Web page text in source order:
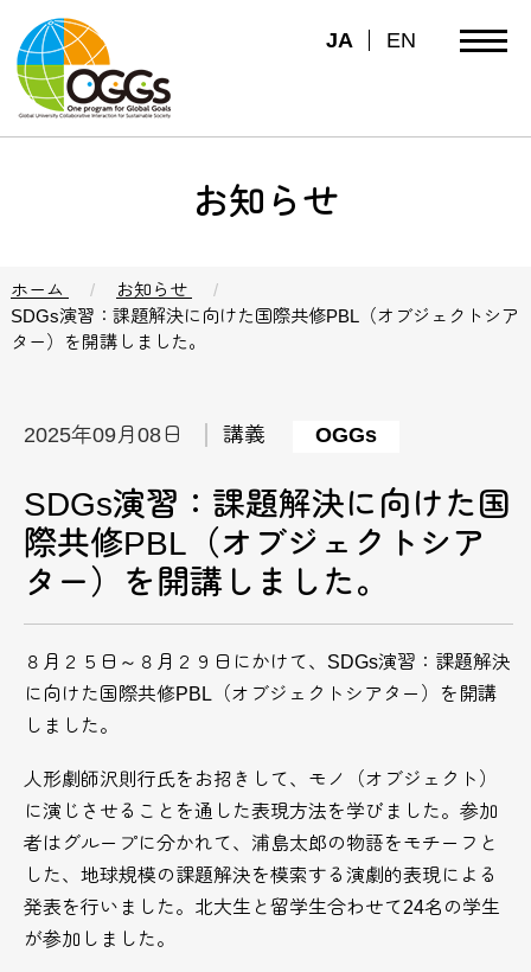
JA EN
お知らせ
ホーム
お知らせ
SDGs演習：課題解決に向けた国際共修PBL（オブジェクトシア
ター）を開講しました。
2025年09月08日 講義 OGGs
SDGs演習：課題解決に向けた国
際共修PBL（オブジェクトシア
ター）を開講しました。
８月２５日～８月２９日にかけて、SDGs演習：課題解決
に向けた国際共修PBL（オブジェクトシアター）を開講
しました。
人形劇師沢則行氏をお招きして、モノ（オブジェクト）
に演じさせることを通した表現方法を学びました。参加
者はグループに分かれて、浦島太郎の物語をモチーフと
した、地球規模の課題解決を模索する演劇的表現による
発表を行いました。北大生と留学生合わせて24名の学生
が参加しました。